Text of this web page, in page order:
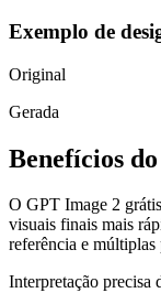
Exemplo de
Original
Gerada
Benefícios
O GPT Image 2
visuais finais mais
referência e múltiplas
Interpretação precisa